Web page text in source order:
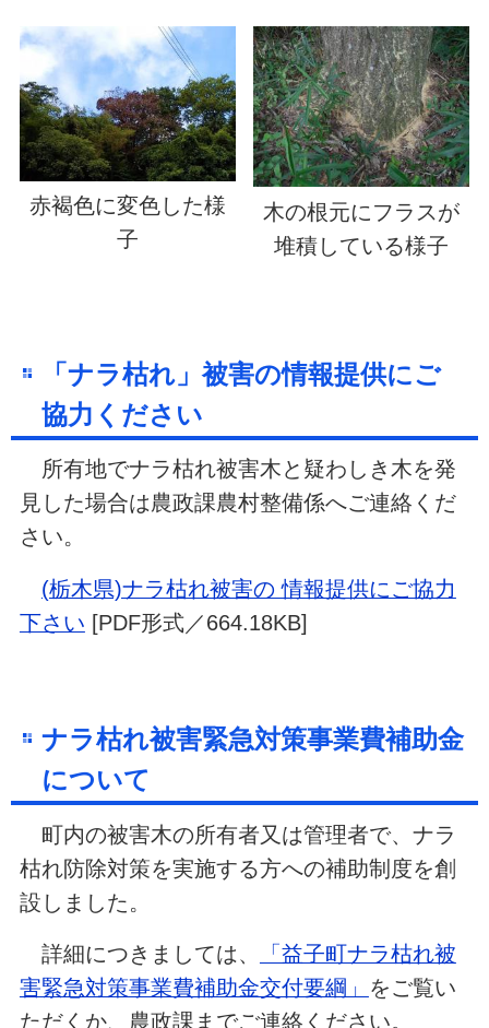
赤褐色に変色した様
子
木の根元にフラスが
堆積している様子
「ナラ枯れ」被害の情報提供にご
協力ください
所有地でナラ枯れ被害木と疑わしき木を発
見した場合は農政課農村整備係へご連絡くだ
さい。
(栃木県)ナラ枯れ被害の 情報提供にご協力
下さい [PDF形式／664.18KB]
ナラ枯れ被害緊急対策事業費補助金
について
町内の被害木の所有者又は管理者で、ナラ
枯れ防除対策を実施する方への補助制度を創
設しました。
詳細につきましては、
「益子町ナラ枯れ被
害緊急対策事業費補助金交付要綱」 をご覧い
ただくか、農政課までご連絡ください。